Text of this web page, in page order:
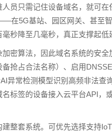
员只需记住设备域名，就可
在5G基站、园区网关、甚至
秒降至几毫秒，真正支撑起低
密算法，因此域名系统的安
抢占合法名称）、启用
异常检测模型识别高频非法查
标签的设备接入云平台API，
整套系统。可优先选择支持